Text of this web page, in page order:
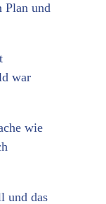
Plan und
war
wie
und das